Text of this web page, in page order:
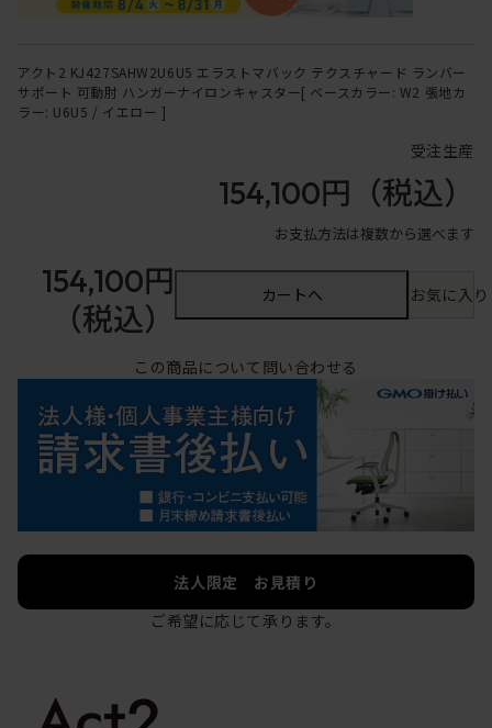
アクト2 KJ427SAHW2U6U5 エラストマバック テクスチャード ランバー
サポート 可動肘 ハンガーナイロンキャスター[ ベースカラー: W2 張地カ
ラー: U6U5 / イエロー ]
受注生産
154,100円 （税込）
お支払方法は複数から選べます
154,100円
（税込）
カートへ お気に入
この商品について問い合わせる
法人限定 お見積り
ご希望に応じて承ります。